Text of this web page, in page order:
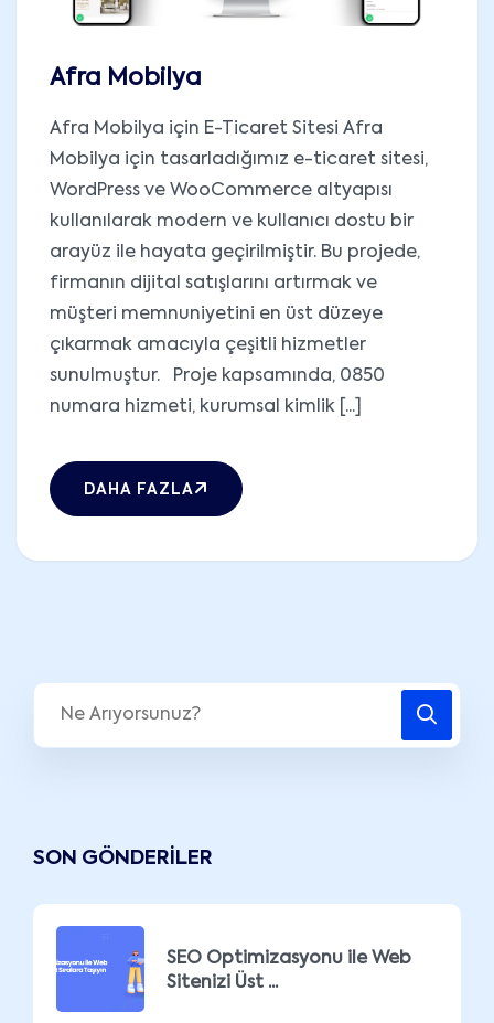
Afra Mobilya
Afra Mobilya için E-Ticaret Sitesi Afra
Mobilya için tasarladığımız e-ticaret sitesi,
WordPress ve WooCommerce altyapısı
kullanılarak modern ve kullanıcı dostu bir
arayüz ile hayata geçirilmiştir. Bu projede,
firmanın dijital satışlarını artırmak ve
müşteri memnuniyetini en üst düzeye
çıkarmak amacıyla çeşitli hizmetler
sunulmuştur. Proje kapsamında, 0850
numara hizmeti, kurumsal kimlik [...]
DAHA FAZLA
SON GÖNDERILER
SEO Optimizasyonu ile Web
Sitenizi Üst ...